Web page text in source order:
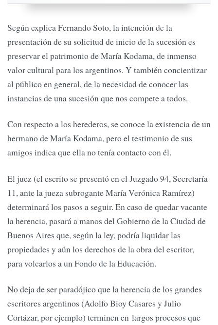
Según explica Fernando Soto, la intención de la
presentación de su solicitud de inicio de la sucesión es
preservar el patrimonio de María Kodama, de inmenso
valor cultural para los argentinos. Y también concientizar
al público en general, de la necesidad de conocer las
instancias de una sucesión que nos compete a todos.
Con respecto a los herederos, se conoce la existencia de un
hermano de María Kodama, pero el testimonio de sus
amigos indica que ella no tenía contacto con él.
El juez (el escrito se presentó en el Juzgado 94, Secretaría
11, ante la jueza subrogante María Verónica Ramírez)
determinará los pasos a seguir. En caso de quedar vacante
la herencia, pasará a manos del Gobierno de la Ciudad de
Buenos Aires que, según la ley, podría liquidar las
propiedades y aún los derechos de la obra del escritor,
para volcarlos a un Fondo de la Educación.
No deja de ser paradójico que la herencia de los grandes
escritores argentinos (Adolfo Bioy Casares y Julio
Cortázar, por ejemplo) terminen en largos procesos que